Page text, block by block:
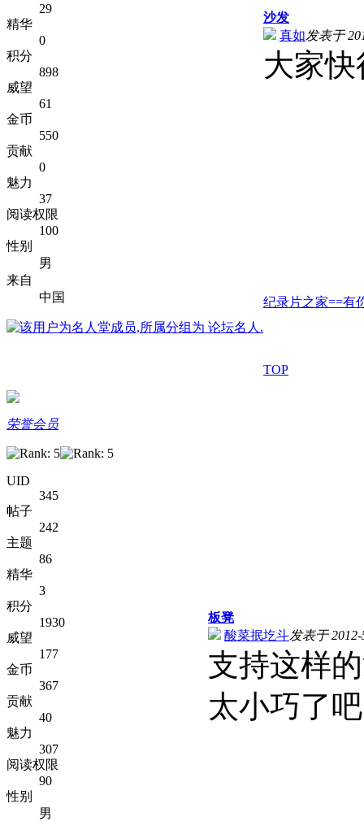
29
精华
0
积分
898
威望
61
金币
550
贡献
0
魅力
37
阅读权限
100
性别
男
来自
中国
沙发
真如发表于
大家
纪录片之家==有
TOP
荣誉会员
UID
345
帖子
242
主题
86
精华
3
积分
1930
威望
177
金币
367
贡献
40
魅力
307
阅读权限
90
性别
男
板凳
酸菜抿圪斗发表于 2012-
支持这样
太小巧了